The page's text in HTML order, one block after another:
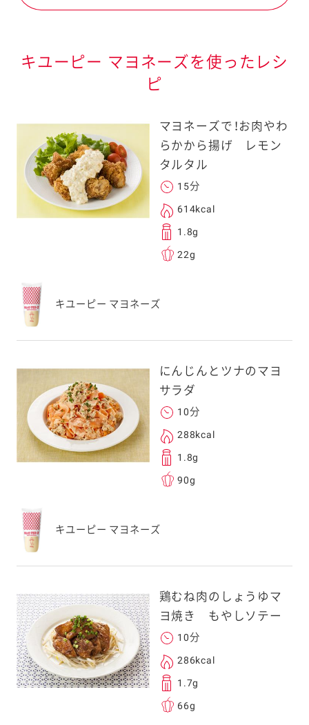
キユーピー マヨネーズを使ったレシ
ピ
マヨネーズで！お肉やわ
らかから揚げ レモン
タルタル
15分
614kcal
1.8g
22g
キユーピー マヨネーズ
にんじんとツナのマヨ
サラダ
10分
288kcal
1.8g
90g
キユーピー マヨネーズ
鶏むね肉のしょうゆマ
ヨ焼き もやしソテー
10分
286kcal
1.7g
66g